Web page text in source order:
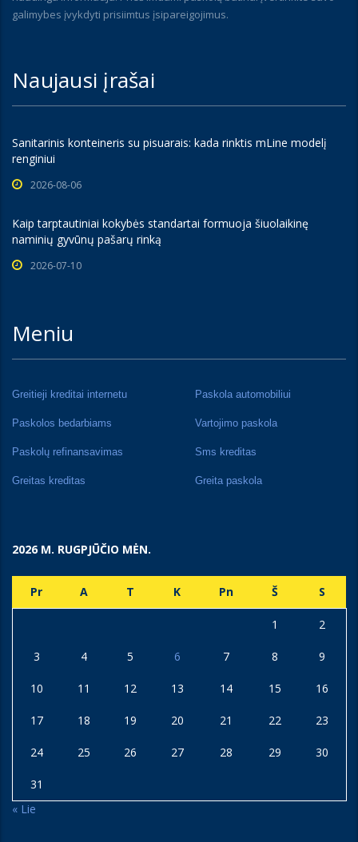
galimybes įvykdyti prisiimtus įsipareigojimus.
Naujausi įrašai
Sanitarinis konteineris su pisuarais: kada rinktis mLine modelį
renginiui
2026-08-06
Kaip tarptautiniai kokybės standartai formuoja šiuolaikinę
naminių gyvūnų pašarų rinką
2026-07-10
Meniu
Greitieji kreditai internetu Paskola automobiliui
Paskolos bedarbiams Vartojimo paskola
Paskolų refinansavimas Sms kreditas
Greitas kreditas Greita paskola
2026 M. RUGPJŪČIO MĖN.
Pr A T K Pn Š S
1 2
3 4 5 6 7 8 9
10 11 12 13 14 15 16
17 18 19 20 21 22 23
24 25 26 27 28 29 30
31
« Lie